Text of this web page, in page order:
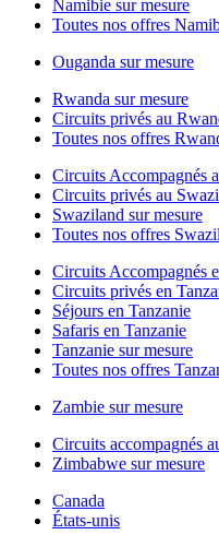
Namibie sur mesure
Toutes nos offres
Ouganda sur mesure
Rwanda sur mesure
Circuits privés au
Toutes nos offres
Circuits Accompagnés
Circuits privés au
Swaziland sur mesure
Toutes nos offres
Circuits Accompagnés
Circuits privés en
Séjours en Tanzanie
Safaris en Tanzanie
Tanzanie sur mesure
Toutes nos offres
Zambie sur mesure
Circuits accompagnés
Zimbabwe sur mesure
Canada
États-unis